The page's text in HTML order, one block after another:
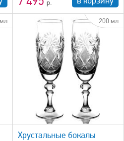
200 мл
Хрустальные бокалы